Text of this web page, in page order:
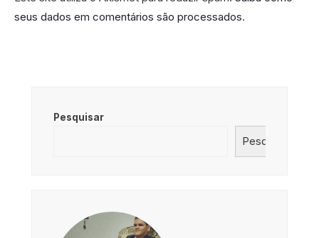
seus dados em comentários são processados.
Pesquisar
Pesquisar